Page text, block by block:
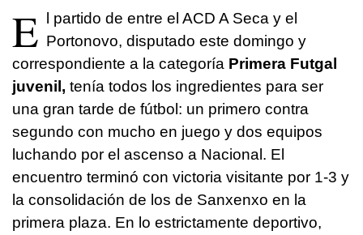
E l partido de entre el ACD A Seca y el
Portonovo, disputado este domingo y
correspondiente a la categoría Primera Futgal
juvenil, tenía todos los ingredientes para ser
una gran tarde de fútbol: un primero contra
segundo con mucho en juego y dos equipos
luchando por el ascenso a Nacional. El
encuentro terminó con victoria visitante por 1-3 y
la consolidación de los de Sanxenxo en la
primera plaza. En lo estrictamente deportivo,